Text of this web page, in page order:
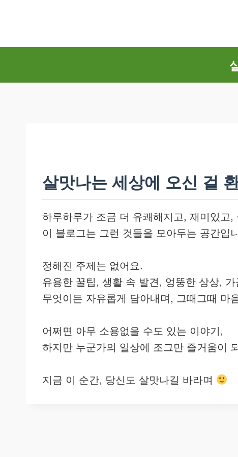
살맛나는 세상에 오신 걸
하루하루가 조금 더 유쾌해지고, 재미있고,
이 블로그는 그런 것들을 모아두는 공간입
정해진 주제는 없어요.
유용한 꿀팁, 생활 속 발견, 엉뚱한 상상,
무엇이든 자유롭게 담아내며, 그때그때 마
어쩌면 아무 소용없을 수도 있는 이야기,
하지만 누군가의 일상에 조그만 즐거움이
지금 이 순간, 당신도 살맛나길 바라며